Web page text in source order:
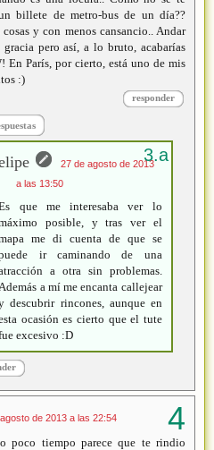
billete de metro-bus de un día??
y con menos cansancio.. Andar
pero así, a lo bruto, acabarías
En París, por cierto, está uno de mis
:)
responder
27 de agosto de 2013
a las 13:50
que me interesaba ver lo
posible, y tras ver el
me di cuenta de que se
ir caminando de una
a otra sin problemas.
Además a mí me encanta callejear
descubrir rincones, aunque en
ocasión es cierto que el tute
excesivo :D
de 2013 a las 22:54
poco tiempo parece que te rindio